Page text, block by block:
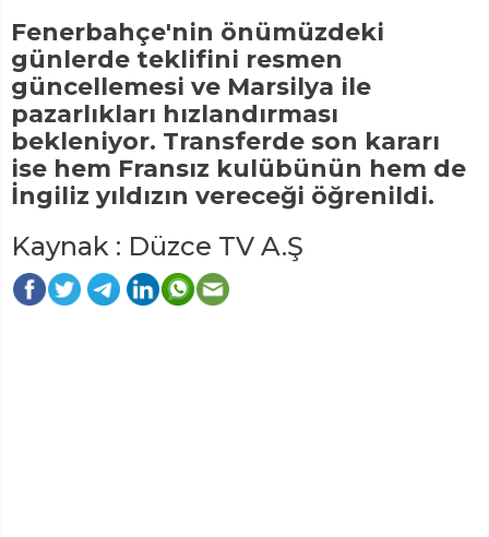
Fenerbahçe'nin önümüzdeki
günlerde teklifini resmen
güncellemesi ve Marsilya ile
pazarlıkları hızlandırması
bekleniyor. Transferde son kararı
ise hem Fransız kulübünün hem de
İngiliz yıldızın vereceği öğrenildi.
Kaynak : Düzce TV A.Ş